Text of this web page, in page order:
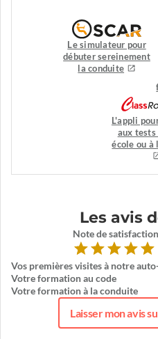
Le simulateur pour
débuter sereinement
la conduite
L'appli
aux
école ou à
Les avis
Note de
Vos premières visites à notre
Votre formation au code
Votre formation à la conduite
Laisser mon avis